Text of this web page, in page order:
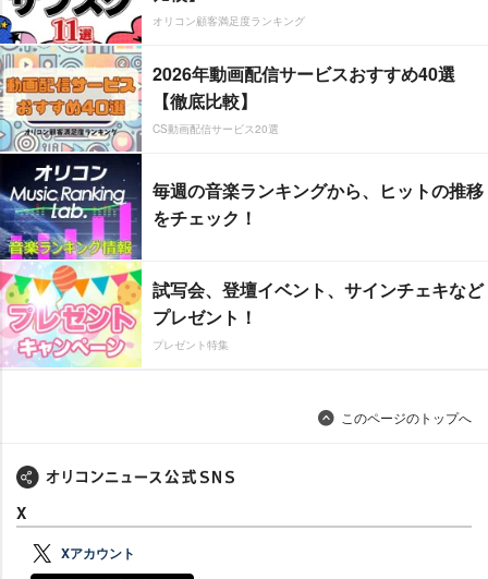
オリコン顧客満足度ランキング
2026年動画配信サービスおすすめ40選
【徹底比較】
CS動画配信サービス20選
毎週の音楽ランキングから、ヒットの推移
をチェック！
試写会、登壇イベント、サインチェキなど
プレゼント！
プレゼント特集
このページのトップへ
X
Xアカウント